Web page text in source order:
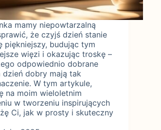
mamy niepowtarzalną
że czyjś dzień stanie
piękniejszy, budując tym
więzi i okazując troskę –
odpowiednio dobrane
dzień dobry mają tak
W tym artykule,
na moim wieloletnim
w tworzeniu inspirujących
Ci, jak w prosty i skuteczny